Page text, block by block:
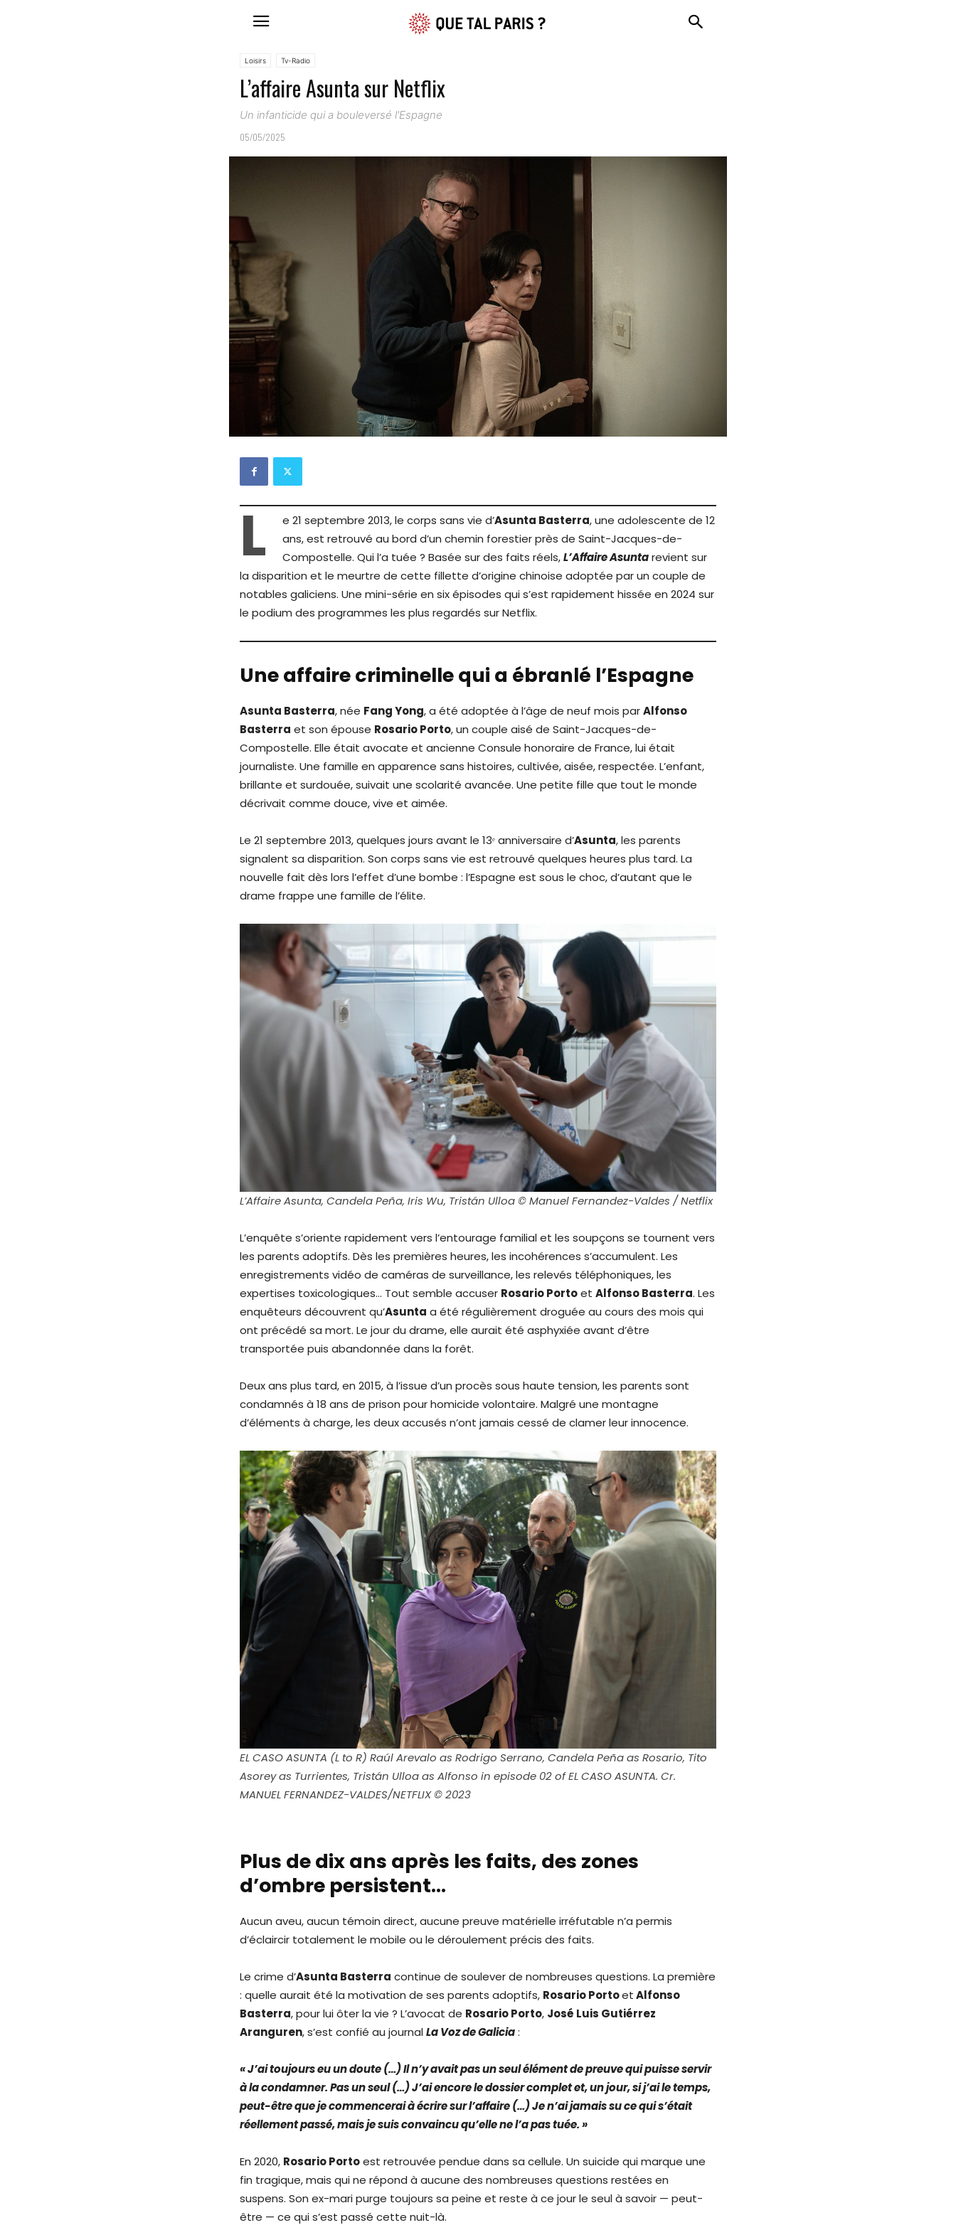
Loisirs Tv-Radio
L’affaire Asunta sur Netflix
Un infanticide qui a bouleversé l'Espagne
05/05/2025
L e 21 septembre 2013, le corps sans vie d’Asunta Basterra, une adolescente de 12
ans, est retrouvé au bord d’un chemin forestier près de Saint-Jacques-de-
Compostelle. Qui l’a tuée ? Basée sur des faits réels,L’Affaire Asuntarevient sur
la disparition et le meurtre de cette fillette d’origine chinoise adoptée par un couple de
notables galiciens. Une mini-série en six épisodes qui s’est rapidement hissée en 2024 sur
le podium des programmes les plus regardés sur Netflix.
Une affaire criminelle qui a ébranlé l’Espagne
Asunta Basterra, née Fang Yong, a été adoptée à l’âge de neuf mois parAlfonso
Basterra et son épouse Rosario Porto, un couple aisé de Saint-Jacques-de-
Compostelle. Elle était avocate et ancienne Consule honoraire de France, lui était
journaliste. Une famille en apparence sans histoires, cultivée, aisée, respectée. L’enfant,
brillante et surdouée, suivait une scolarité avancée. Une petite fille que tout le monde
décrivait comme douce, vive et aimée.
Le 21 septembre 2013, quelques jours avant le 13ᵉ anniversaire d’Asunta, les parents
signalent sa disparition. Son corps sans vie est retrouvé quelques heures plus tard. La
nouvelle fait dès lors l’effet d’une bombe : l’Espagne est sous le choc, d’autant que le
drame frappe une famille de l’élite.
L’Affaire Asunta, Candela Peña, Iris Wu, Tristán Ulloa © Manuel Fernandez-Valdes / Netflix
L’enquête s’oriente rapidement vers l’entourage familial et les soupçons se tournent vers
les parents adoptifs. Dès les premières heures, les incohérences s’accumulent. Les
enregistrements vidéo de caméras de surveillance, les relevés téléphoniques, les
expertises toxicologiques… Tout semble accuser Rosario Portoet Alfonso Basterra. Les
enquêteurs découvrent qu’Asunta a été régulièrement droguée au cours des mois qui
ont précédé sa mort. Le jour du drame, elle aurait été asphyxiée avant d’être
transportée puis abandonnée dans la forêt.
Deux ans plus tard, en 2015, à l’issue d’un procès sous haute tension, les parents sont
condamnés à 18 ans de prison pour homicide volontaire. Malgré une montagne
d’éléments à charge, les deux accusés n’ont jamais cessé de clamer leur innocence.
EL CASO ASUNTA (L to R) Raúl Arevalo as Rodrigo Serrano, Candela Peña as Rosario, Tito
Asorey as Turrientes, Tristán Ulloa as Alfonso in episode 02 of EL CASO ASUNTA. Cr.
MANUEL FERNANDEZ-VALDES/NETFLIX © 2023
Plus de dix ans après les faits, des zones
d’ombre persistent…
Aucun aveu, aucun témoin direct, aucune preuve matérielle irréfutable n’a permis
d’éclaircir totalement le mobile ou le déroulement précis des faits.
Le crime d’Asunta Basterra continue de soulever de nombreuses questions. La première
: quelle aurait été la motivation de ses parents adoptifs, Rosario PortoetAlfonso
Basterra, pour lui ôter la vie ? L’avocat de Rosario Porto, José Luis Gutiérrez
Aranguren, s’est confié au journalLa Voz de Galicia:
« J’ai toujours eu un doute (…) Il n’y avait pas un seul élément de preuve qui puisse servir
à la condamner. Pas un seul (…) J’ai encore le dossier complet et, un jour, si j’ai le temps,
peut-être que je commencerai à écrire sur l’affaire (…) Je n’ai jamais su ce qui s’était
réellement passé, mais je suis convaincu qu’elle ne l’a pas tuée. »
En 2020, Rosario Portoest retrouvée pendue dans sa cellule. Un suicide qui marque une
fin tragique, mais qui ne répond à aucune des nombreuses questions restées en
suspens. Son ex-mari purge toujours sa peine et reste à ce jour le seul à savoir — peut-
être — ce qui s’est passé cette nuit-là.